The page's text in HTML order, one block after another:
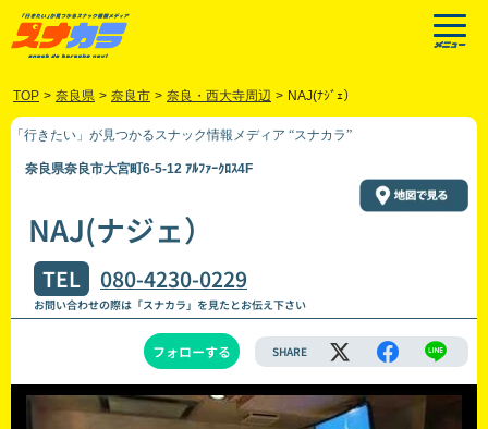
TOP > 奈良県 > 奈良市 > 奈良・西大寺周辺 > NAJ(ﾅｼﾞｪ）
「行きたい」が見つかるスナック情報メディア “スナカラ”
奈良県奈良市大宮町6-5-12 ｱﾙﾌｧｰｸﾛｽ4F
NAJ(ナジェ）
TEL 080-4230-0229
お問い合わせの際は「スナカラ」を見たとお伝え下さい
フォローする SHARE